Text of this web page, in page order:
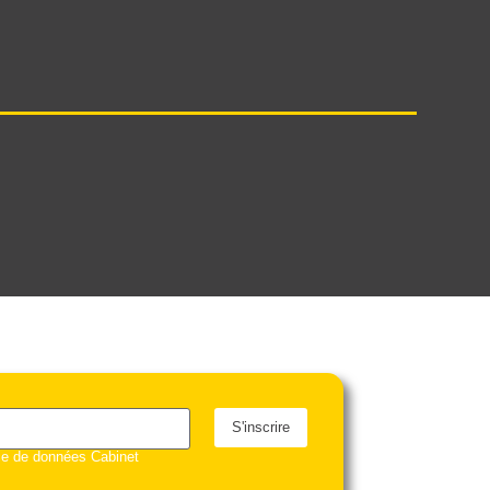
de données Cabinet
S'inscrire